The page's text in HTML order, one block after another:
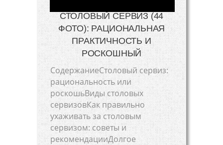
СТОЛОВЫЙ СЕРВИЗ (44
ФОТО): РАЦИОНАЛЬНАЯ
ПРАКТИЧНОСТЬ И
РОСКОШНЫЙ
СодержаниеСтоловый сервиз:
рациональность или
роскошьВиды столовых
сервизовКак правильно
ухаживать за столовым
сервизом: советы и
рекомендацииДолгое